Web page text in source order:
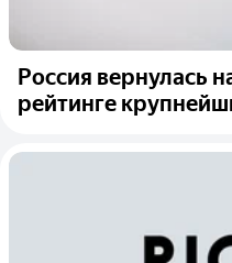
Россия вернулась
рейтинге